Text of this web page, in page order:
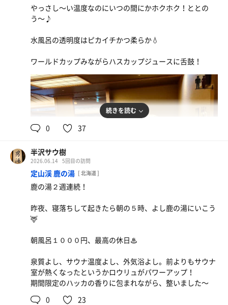
やっさし〜い温度なのにいつの間にかホクホク！ととの
う〜♪
水風呂の透明度はピカイチかつ柔らか💧
ワールドカップみながらハスカップジュースに舌鼓！
続きを読む
0 37
半沢サウ樹
2026.06.14 5回目の訪問
定山渓 鹿の湯 [ 北海道 ]
鹿の湯２週連続！
昨夜、寝落ちして起きたら朝の５時、よし鹿の湯にいこう
🦌
朝風呂１０００円、最高の休日♨
泉質よし、サウナ温度よし、外気浴よし。前よりもサウナ
室が熱くなったというかロウリュがパワーアップ！
期間限定のハッカの香りに包まれながら、整いました〜
0
23